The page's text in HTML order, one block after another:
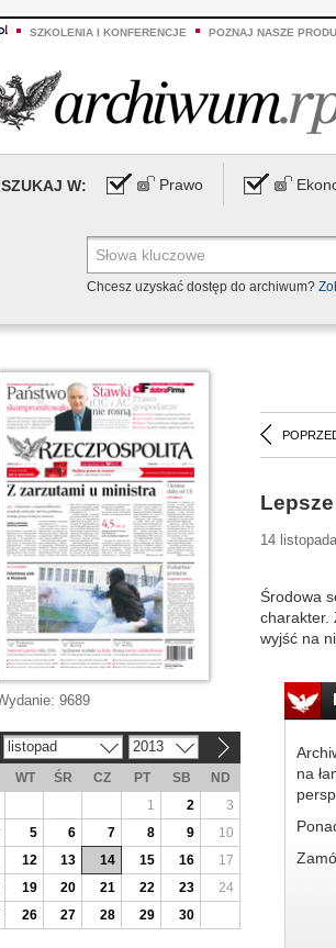
SZKOLENIA I KONFERENCJE POZNAJ NASZE
SZUKAJ W: Prawo
Chcesz uzyskać dostęp do archiwum?
14
Środowa
charakter.
wyjść na
na
9689
listopad 2013
WT ŚR CZ PT SB
ND
1
2
3
5 6 7 8 9
10
12 13 14 15 16
17
19 20 21 22 23
24
26 27 28 29 30